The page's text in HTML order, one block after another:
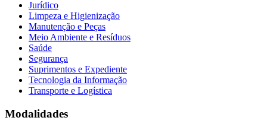
Jurídico
Limpeza e Higienização
Manutenção e Peças
Meio Ambiente e Resíduos
Saúde
Segurança
Suprimentos e Expediente
Tecnologia da Informação
Transporte e Logística
Modalidades